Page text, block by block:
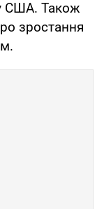
США. Також
зростання